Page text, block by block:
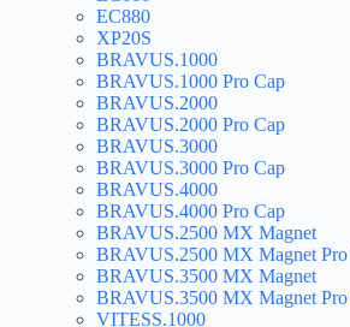
EC880
XP20S
BRAVUS.1000
BRAVUS.1000 Pro Cap
BRAVUS.2000
BRAVUS.2000 Pro Cap
BRAVUS.3000
BRAVUS.3000 Pro Cap
BRAVUS.4000
BRAVUS.4000 Pro Cap
BRAVUS.2500 MX Magnet
BRAVUS.2500 MX Magnet Pro
BRAVUS.3500 MX Magnet
BRAVUS.3500 MX Magnet Pro
VITESS.1000